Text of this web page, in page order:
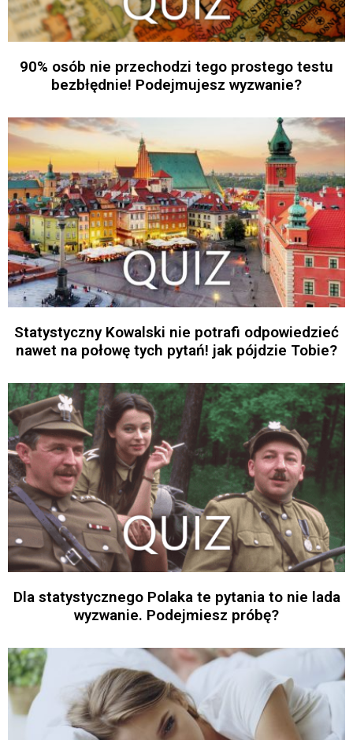
90% osób nie przechodzi tego prostego testu
bezbłędnie! Podejmujesz wyzwanie?
Statystyczny Kowalski nie potrafi odpowiedzieć
nawet na połowę tych pytań! jak pójdzie Tobie?
Dla statystycznego Polaka te pytania to nie lada
wyzwanie. Podejmiesz próbę?